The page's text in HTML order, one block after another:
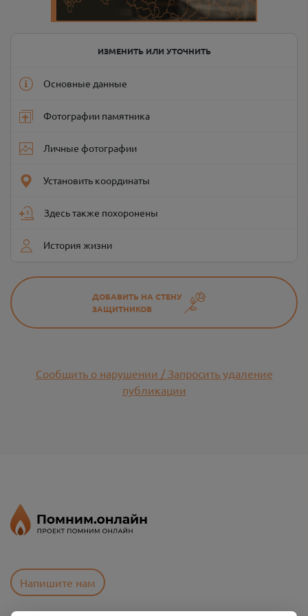
ИЗМЕНИТЬ ИЛИ УТОЧНИТЬ
Основные данные
Фотографии памятника
Личные фотографии
Установить координаты
Здесь также похоронены
История жизни
ДОБАВИТЬ НА СТЕНУ
ЗАЩИТНИКОВ
Сообщить о нарушении / Запросить удаление
публикации
Напишите нам